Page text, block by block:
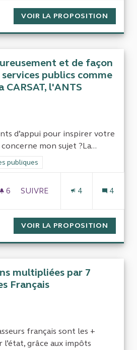
VOIR LA PROPOSITION
et de façon
publics comme
l'ANTS
d’appui pour inspirer votre
mon sujet ?La...
la catégorie : Économie & finances
publiques
6 6 ABONNÉS
SUIVRE
4 4
VOIR LA PROPOSITION
multipliées par 7
Français
français sont les +
grâce aux impôts